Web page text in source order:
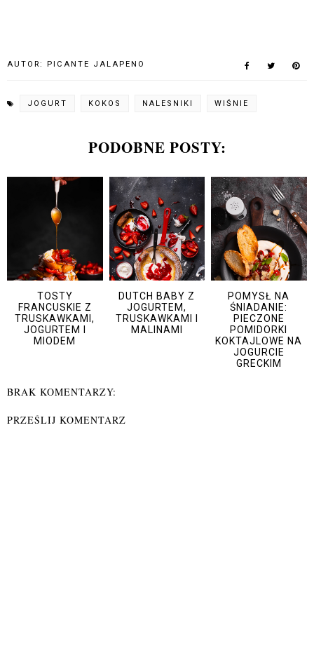
AUTOR: PICANTE JALAPENO
JOGURT KOKOS NALESNIKI WIŚNIE
PODOBNE POSTY:
TOSTY
FRANCUSKIE Z
TRUSKAWKAMI,
JOGURTEM I
MIODEM
DUTCH BABY Z
JOGURTEM,
TRUSKAWKAMI I
MALINAMI
POMYSŁ NA
ŚNIADANIE:
PIECZONE
POMIDORKI
KOKTAJLOWE NA
JOGURCIE
GRECKIM
BRAK KOMENTARZY:
PRZEŚLIJ KOMENTARZ